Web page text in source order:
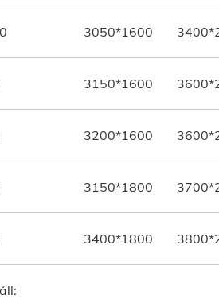
3050*1600
3150*1600
3200*1600
3150*1800
3400*1800